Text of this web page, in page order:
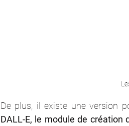
De plus, il existe une version
DALL-E, le module de création